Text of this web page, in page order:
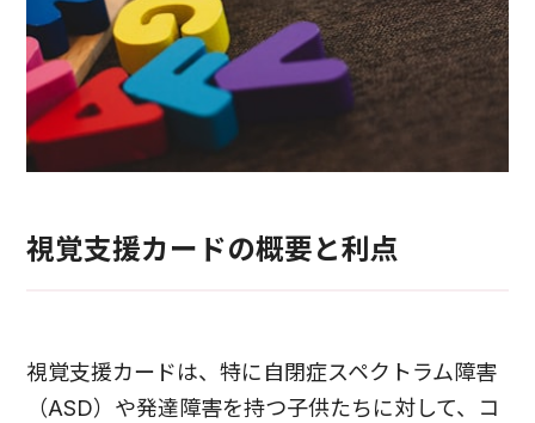
視覚支援カードの概要と利点
視覚支援カードは、特に自閉症スペクトラム障害
（ASD）や発達障害を持つ子供たちに対して、コ